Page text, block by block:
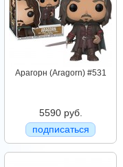
Арагорн (Aragorn) #531
5590 руб.
подписаться